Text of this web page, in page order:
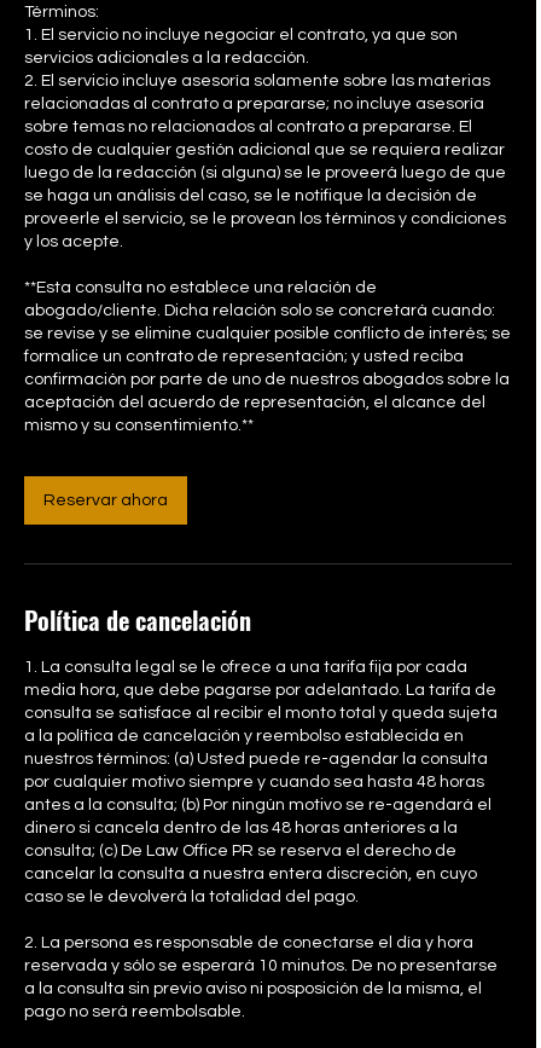
Términos:
1. El servicio no incluye negociar el contrato, ya que son
servicios adicionales a la redacción.
2. El servicio incluye asesoría solamente sobre las materias
relacionadas al contrato a prepararse; no incluye asesoría
sobre temas no relacionados al contrato a prepararse. El
costo de cualquier gestión adicional que se requiera realizar
luego de la redacción (si alguna) se le proveerá luego de que
se haga un análisis del caso, se le notifique la decisión de
proveerle el servicio, se le provean los términos y condiciones
y los acepte.
**Esta consulta no establece una relación de
abogado/cliente. Dicha relación solo se concretará cuando:
se revise y se elimine cualquier posible conflicto de interés; se
formalice un contrato de representación; y usted reciba
confirmación por parte de uno de nuestros abogados sobre la
aceptación del acuerdo de representación, el alcance del
mismo y su consentimiento.**
Reservar ahora
Política de cancelación
1. La consulta legal se le ofrece a una tarifa fija por cada
media hora, que debe pagarse por adelantado. La tarifa de
consulta se satisface al recibir el monto total y queda sujeta
a la política de cancelación y reembolso establecida en
nuestros términos: (a) Usted puede re-agendar la consulta
por cualquier motivo siempre y cuando sea hasta 48 horas
antes a la consulta; (b) Por ningún motivo se re-agendará el
dinero si cancela dentro de las 48 horas anteriores a la
consulta; (c) De Law Office PR se reserva el derecho de
cancelar la consulta a nuestra entera discreción, en cuyo
caso se le devolverá la totalidad del pago.
2. La persona es responsable de conectarse el día y hora
reservada y sólo se esperará 10 minutos. De no presentarse
a la consulta sin previo aviso ni posposición de la misma, el
pago no será reembolsable.